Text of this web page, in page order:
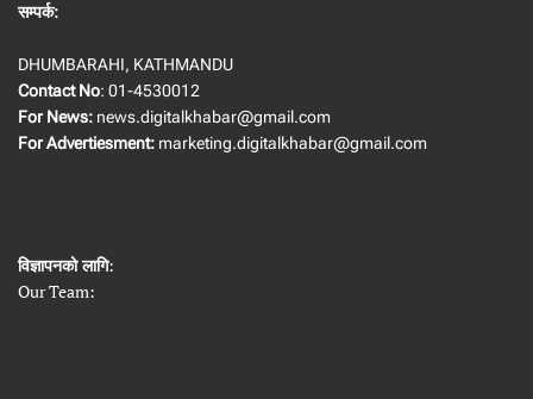
सम्पर्क:
DHUMBARAHI, KATHMANDU
Contact No: 01-4530012
For News: news.digitalkhabar@gmail.com
For Advertiesment: marketing.digitalkhabar@gmail.com
विज्ञापनको लागि:
Our Team: